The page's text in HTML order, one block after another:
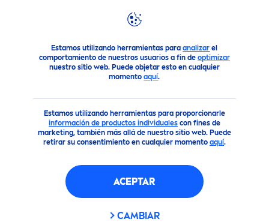
Estamos utilizando herramientas paraanalizar el
comportamiento de nuestros usuarios a fin de optimizar
nuestro sitio web. Puede objetar esto en cualquier
momentoaquí.
Estamos utilizando herramientas para proporcionarle
información de productos individualescon fines de
marketing, también más allá de nuestro sitio web. Puede
retirar su consentimiento en cualquier momento aquí.
ACEPTAR
CAMBIAR
Productos Loción Corporal Cremas Hidratantes
PROPIEDADES
Limpieza
Suavidad